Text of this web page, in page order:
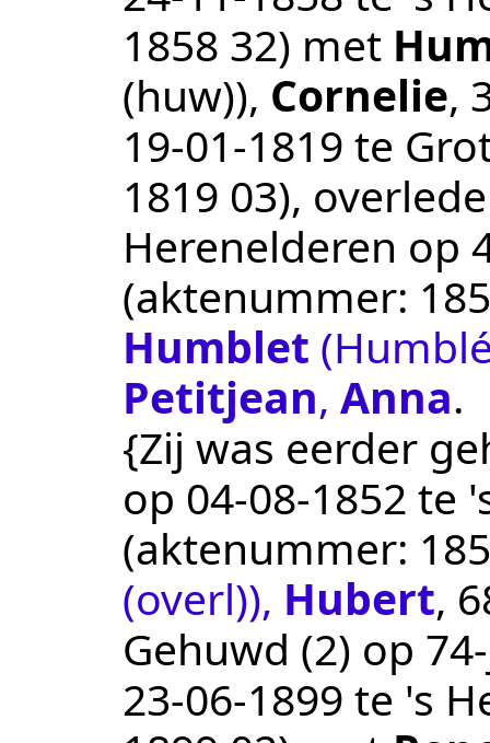
1858 32) met
(huw)), Cornelie,
19‑01‑1819 te
1819 03),
Herenelderen op
(aktenummer:
Humblet
Petitjean, Anna.
{Zij was eerder
op 04‑08‑1852 te
(aktenummer:
(overl)), Hubert,
Gehuwd (2) op
23‑06‑1899 te 's